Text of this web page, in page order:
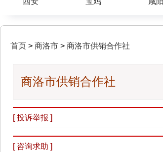
首页 > 商洛市 > 商洛市供销合作社
商洛市供销合作社
[ 投诉举报 ]
[ 咨询求助 ]